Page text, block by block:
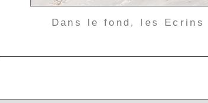
Dans le fond, les Ecrins